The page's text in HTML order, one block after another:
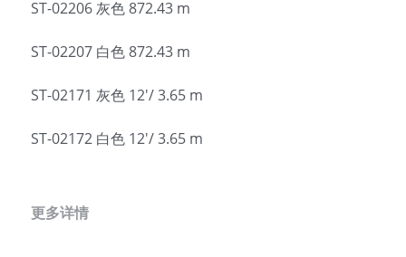
ST-02206 灰色 872.43 m
ST-02207 白色 872.43 m
ST-02171 灰色 12'/ 3.65 m
ST-02172 白色 12'/ 3.65 m
更多详情